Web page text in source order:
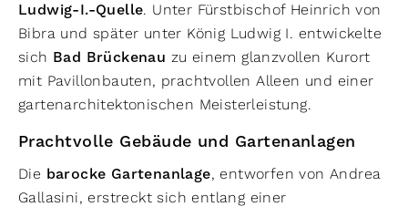
Ludwig-I.-Quelle. Unter Fürstbischof Heinrich von
Bibra und später unter König Ludwig I. entwickelte
sich Bad Brückenau zu einem glanzvollen Kurort
mit Pavillonbauten, prachtvollen Alleen und einer
gartenarchitektonischen Meisterleistung.
Prachtvolle Gebäude und Gartenanlagen
Die barocke Gartenanlage, entworfen von Andrea
Gallasini, erstreckt sich entlang einer